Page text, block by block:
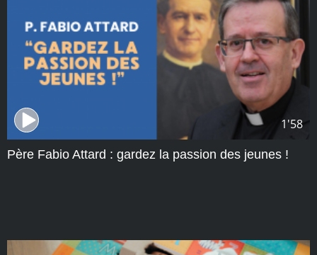
1'58
Père Fabio Attard : gardez la passion des jeunes !